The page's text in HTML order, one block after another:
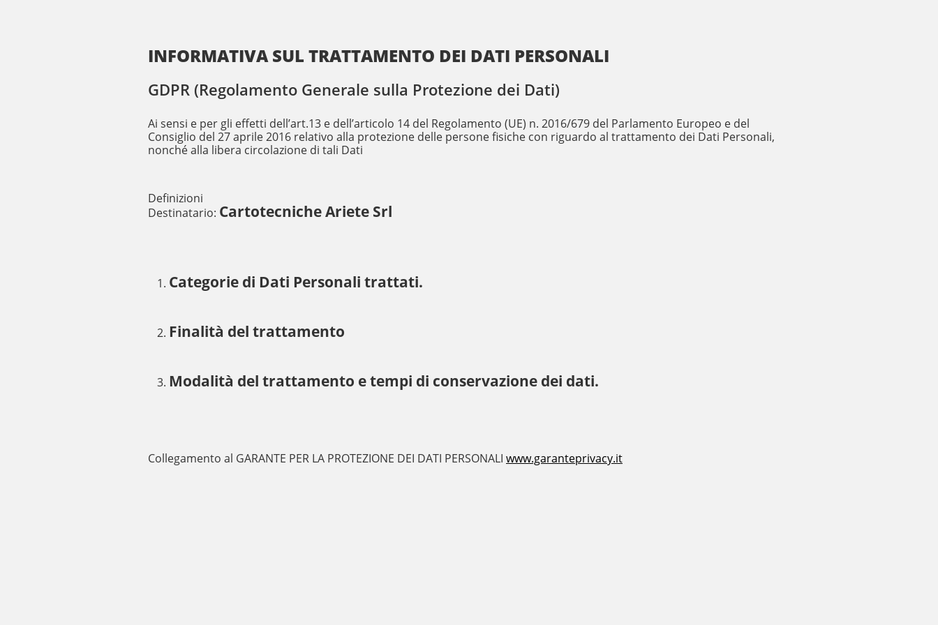
INFORMATIVA SUL TRATTAMENTO DEI DATI PERSONALI
GDPR (Regolamento Generale sulla Protezione dei Dati)
Ai sensi e per gli effetti dell’art.13 e dell’articolo 14 del Regolamento (UE) n. 2016/679 del Parlamento Europeo e del
Consiglio del 27 aprile 2016 relativo alla protezione delle persone fisiche con riguardo al trattamento dei Dati Personali,
nonché alla libera circolazione di tali Dati
Definizioni
Destinatario: Cartotecniche Ariete Srl
Categorie di Dati Personali trattati.
Finalità del trattamento
Modalità del trattamento e tempi di conservazione dei dati.
Collegamento al GARANTE PER LA PROTEZIONE DEI DATI PERSONALI www.garanteprivacy.it